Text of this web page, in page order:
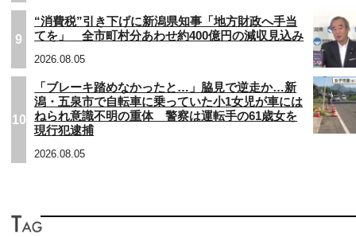
9
“消費税”引き下げに新潟県知事「地方財政へ手当
てを」 全市町村分あわせ約400億円の減収見込み
2026.08.05
10
「ブレーキ踏めなかったと…」脇見で逆走か…新
潟・五泉市で自転車に乗っていた小1女児が車には
ねられ意識不明の重体 警察は運転手の61歳女を
現行犯逮捕
2026.08.05